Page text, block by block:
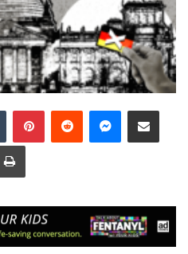
Tumblr PinterestReddit Messenger
Share via Email
Print